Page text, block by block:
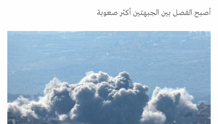
أصبح الفصل بين الجبهتين أكثر صعوبة